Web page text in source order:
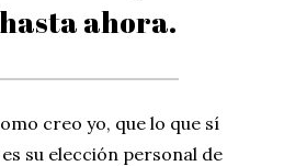
ahora.
creo yo, que lo que sí
su elección personal de